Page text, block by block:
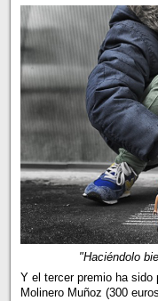
"Haciéndolo
Y el tercer premio ha sido
Molinero Muñoz (300